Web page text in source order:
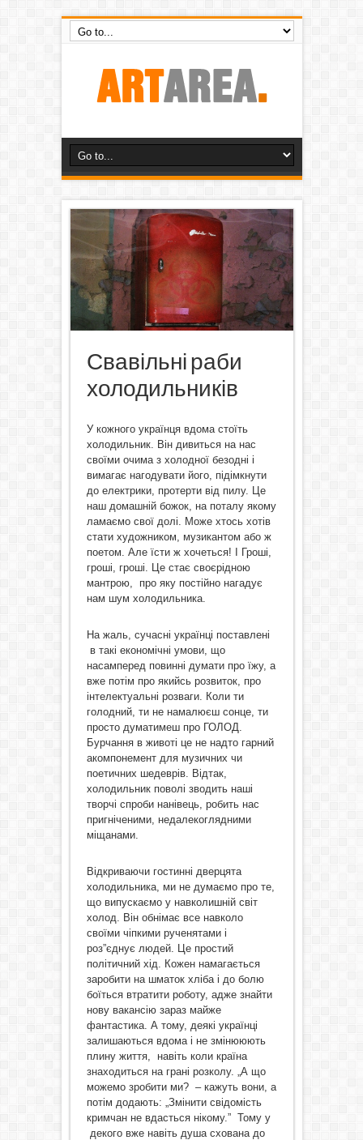
Свавільні раби
холодильників
У кожного українця вдома стоїть
холодильник. Він дивиться на нас
своїми очима з холодної безодні і
вимагає нагодувати його, підімкнути
до електрики, протерти від пилу. Це
наш домашній божок, на поталу якому
ламаємо свої долі. Може хтось хотів
стати художником, музикантом або ж
поетом. Але їсти ж хочеться! І Гроші,
гроші, гроші. Це стає своєрідною
мантрою, про яку постійно нагадує
нам шум холодильника.
На жаль, сучасні українці поставлені
в такі економічні умови, що
насамперед повинні думати про їжу, а
вже потім про якийсь розвиток, про
інтелектуальні розваги. Коли ти
голодний, ти не намалюєш сонце, ти
просто думатимеш про ГОЛОД.
Бурчання в животі це не надто гарний
акомпонемент для музичних чи
поетичних шедеврів. Відтак,
холодильник поволі зводить наші
творчі спроби нанівець, робить нас
пригніченими, недалекоглядними
міщанами.
Відкриваючи гостинні дверцята
холодильника, ми не думаємо про те,
що випускаємо у навколишній світ
холод. Він обнімає все навколо
своїми чіпкими рученятами і
роз”єднує людей. Це простий
політичний хід. Кожен намагається
заробити на шматок хліба і до болю
боїться втратити роботу, адже знайти
нову вакансію зараз майже
фантастика. А тому, деякі українці
залишаються вдома і не змінююють
плину життя, навіть коли країна
знаходиться на грані розколу. „А що
можемо зробити ми? – кажуть вони, а
потім додають: „Змінити свідомість
кримчан не вдасться нікому.” Тому у
декого вже навіть душа схована до